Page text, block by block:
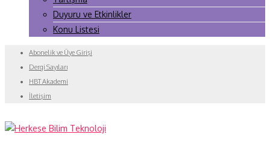
Duyuru ve Etkinlikler
Konu Listesi
Abonelik ve Üye Girişi
Dergi Sayıları
HBT Akademi
İletişim